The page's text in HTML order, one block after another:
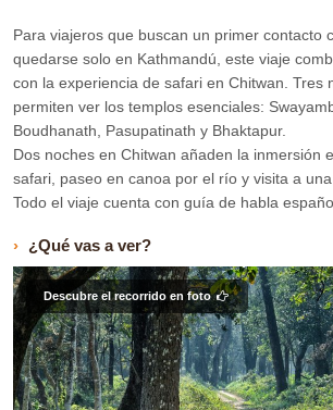
Para viajeros que buscan un primer contacto
quedarse solo en Kathmandú, este viaje
con la experiencia de safari en Chitwan. Tres
permiten ver los templos esenciales:
Boudhanath, Pasupatinath y Bhaktapur.
Dos noches en Chitwan añaden la inmersión
safari, paseo en canoa por el río y visita a
Todo el viaje cuenta con guía de habla
¿Qué vas a ver?
Descubre el recorrido en foto